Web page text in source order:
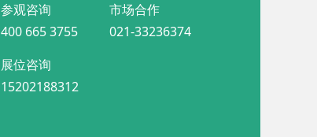
参观咨询
400 665 3755
市场合作
021-33236374
展位咨询
15202188312